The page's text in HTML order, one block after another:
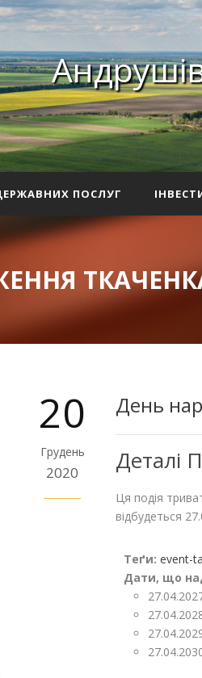
ПОСЛУГ
20
Грудень
2020
День
Деталі
Ця подія
відбудеться
Теґи: event-
Дати, що